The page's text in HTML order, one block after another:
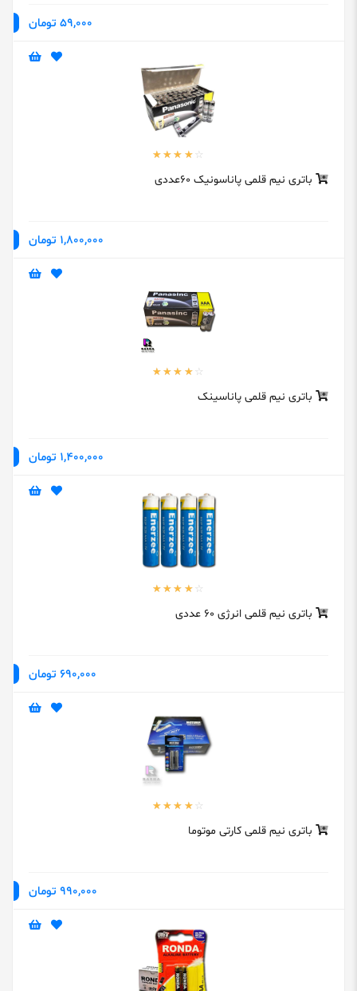
59,000 تومان
باتری نیم قلمی پاناسونیک 60عددی
1,800,000 تومان
باتری نیم قلمی پاناسینک
1,400,000 تومان
باتری نیم قلمی انرژی 60 عددی
690,000 تومان
باتری نیم قلمی کارتی موتوما
990,000 تومان